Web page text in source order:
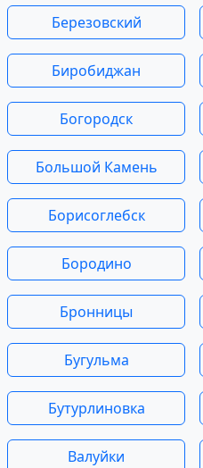
Березовский
Биробиджан
Богородск
Большой Камень
Борисоглебск
Бородино
Бронницы
Бугульма
Бутурлиновка
Валуйки